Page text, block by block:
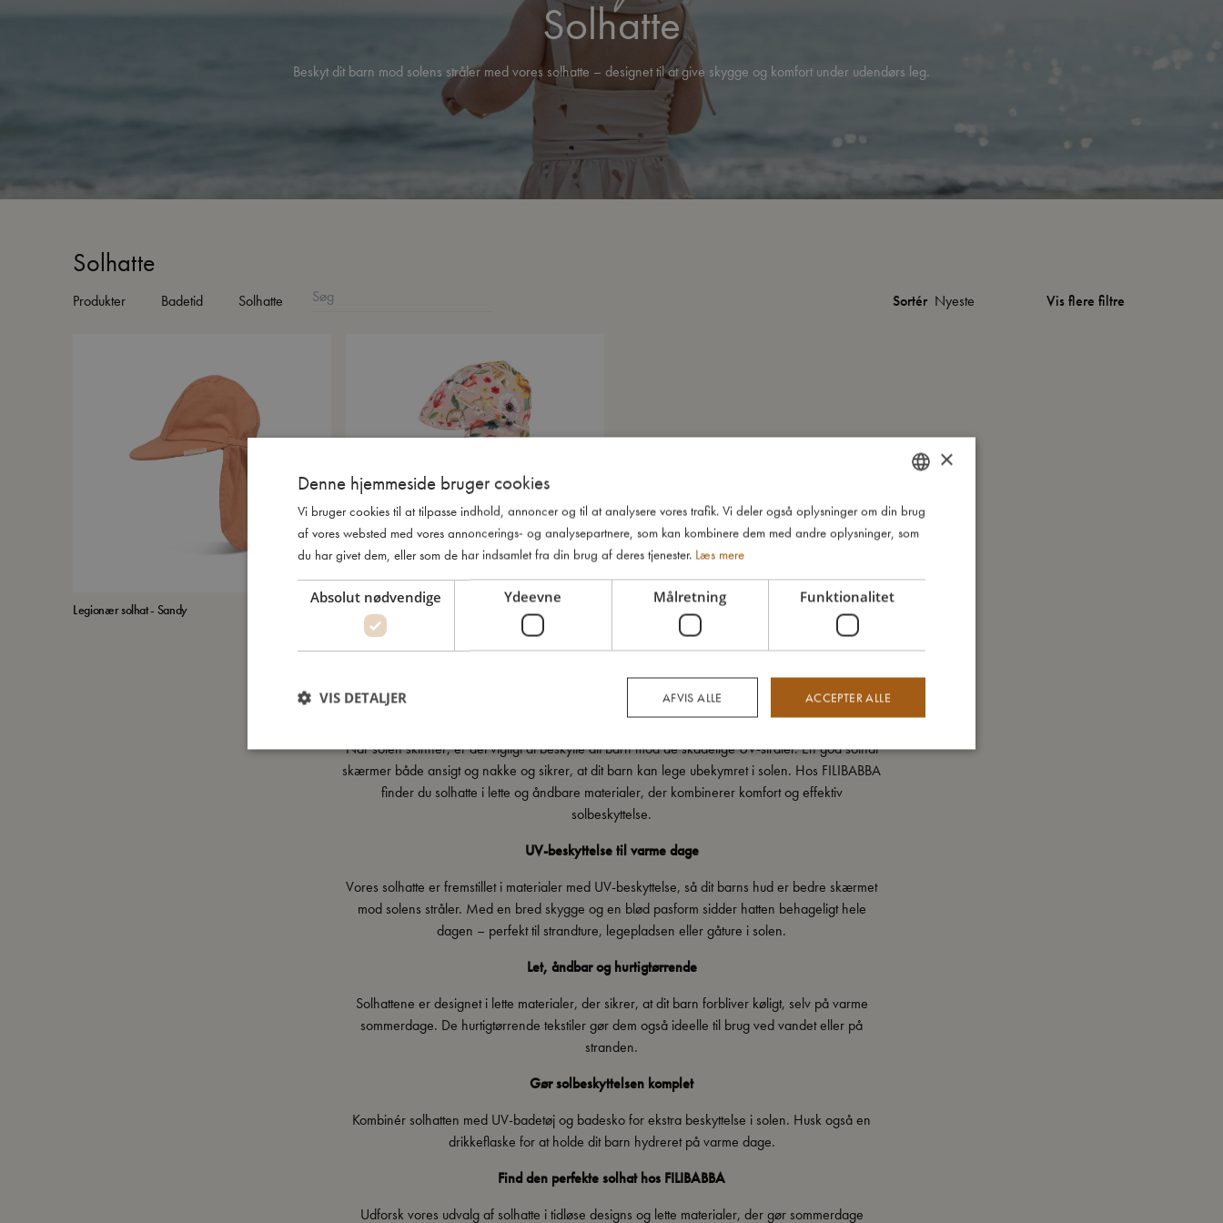
Solhatte
Beskyt dit barn mod solens stråler med vores solhatte – designet til at give skygge og komfort under udendørs leg.
Solhatte
Produkter Badetid Solhatte Sortér Vis flere filtre
Legionær solhat - Sandy Lykke – UV-solhat 1-3 år – Ocean
Blossom
Solhatte – skånsom solbeskyttelse til de små
Når solen skinner, er det vigtigt at beskytte dit barn mod de skadelige UV-stråler. En godsolhat
skærmer både ansigt og nakke og sikrer, at dit barn kan lege ubekymret i solen. Hos FILIBABBA
finder du solhatte i lette og åndbare materialer, der kombinerer komfort og effektiv
solbeskyttelse.
UV-beskyttelse til varme dage
Vores solhatte er fremstillet i materialer med UV-beskyttelse, så dit barns hud er bedre skærmet
mod solens stråler. Med en bred skygge og en blød pasform sidder hatten behageligt hele
dagen – perfekt til strandture, legepladsen eller gåture i solen.
Let, åndbar og hurtigtørrende
Solhattene er designet i lette materialer, der sikrer, at dit barn forbliver køligt, selv på varme
sommerdage. De hurtigtørrende tekstiler gør dem også ideelle til brug ved vandet eller på
stranden.
Gør solbeskyttelsen komplet
Kombinér solhatten med UV-badetøj og badeskofor ekstra beskyttelse i solen. Husk også en
drikkeflaske for at holde dit barn hydreret på varme dage.
Find den perfekte solhat hos FILIBABBA
Udforsk vores udvalg af solhatte i tidløse designs og lette materialer, der gør sommerdage
DANISH
ENGLISH
×
Denne hjemmeside bruger cookies
Vi bruger cookies til at tilpasse indhold, annoncer og til at analysere vores trafik. Vi deler også oplysninger om din brug
af vores websted med vores annoncerings- og analysepartnere, som kan kombinere dem med andre oplysninger, som
du har givet dem, eller som de har indsamlet fra din brug af deres tjenester. Læs mere
Absolut nødvendige Ydeevne Målretning Funktionalitet
ACCEPTER ALLE
AFVIS ALLE
VIS DETALJER